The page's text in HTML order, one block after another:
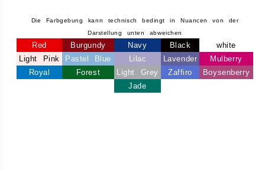
Die Farbgebung kann technisch bedingt in Nuancen von der
Darstellung unten abweichen
Red Burgundy Navy Black
white
Light Pink
Pastel Blue Lilac Lavender
Mulberry
Royal
Forest Light Grey Zaffiro
Boysenberry
Jade